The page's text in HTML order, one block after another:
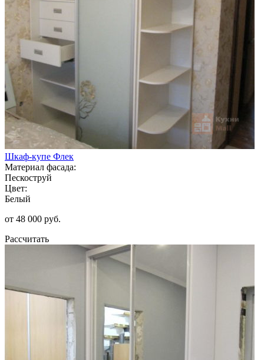
Шкаф-купе Флек
Материал фасада:
Пескоструй
Цвет:
Белый
от 48 000 руб.
Рассчитать